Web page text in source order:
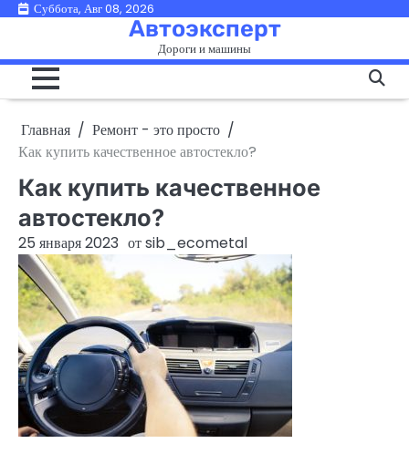
ПерейтиСуббота, Авг 08, 2026
Автоэксперт
Дороги и машины
Главная
Ремонт - это просто
Как купить качественное автостекло?
Как купить качественное
автостекло?
25 января 2023 отsib_ecometal